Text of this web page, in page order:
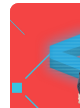
разные
Сегодня мы
преимущества
рассмотрим,
Монолитная